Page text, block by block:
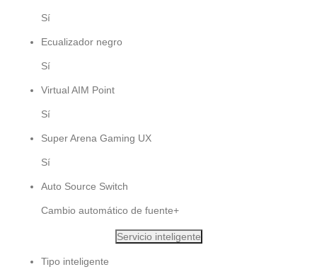
Sí
Ecualizador negro
Sí
Virtual AIM Point
Sí
Super Arena Gaming UX
Sí
Auto Source Switch
Cambio automático de fuente+
Servicio inteligente
Tipo inteligente